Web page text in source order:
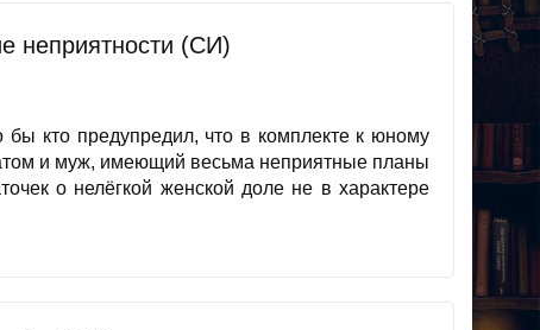
неприятности (СИ)
кто предупредил, что в комплекте к юному
и муж, имеющий весьма неприятные планы
о нелёгкой женской доле не в характере